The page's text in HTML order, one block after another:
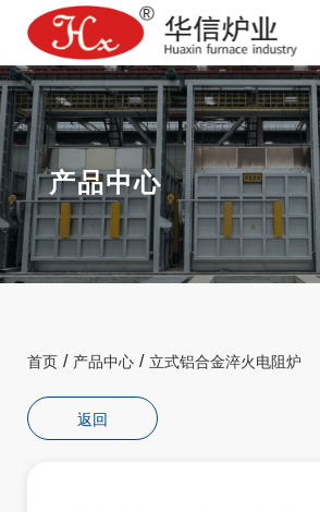
产品中心
首页 / 产品中心 / 立式铝合金淬火电阻炉
返回